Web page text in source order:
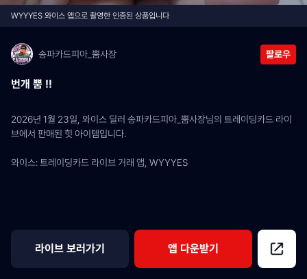
WYYYES 와이스 앱으로 촬영한 인증된 상품입니다
송파카드피아_뿜사장 팔로우
번개 뿜 !!
2026년 1월 23일, 와이스 딜러 송파카드피아_뿜사장님의 트레이딩카드 라이
브에서 판매된 힛 아이템입니다.
와이스: 트레이딩카드 라이브 거래 앱, WYYYES
라이브 보러가기 앱 다운받기